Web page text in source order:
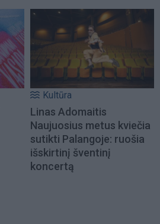
Kultūra
Linas Adomaitis
Naujuosius metus kviečia
sutikti Palangoje: ruošia
išskirtinį šventinį
koncertą